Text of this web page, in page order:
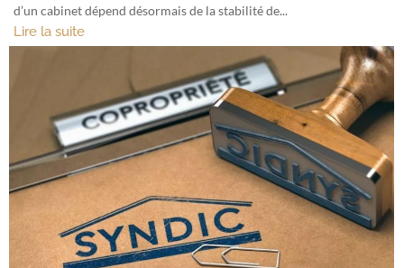
d’un cabinet dépend désormais de la stabilité de...
Lire la suite